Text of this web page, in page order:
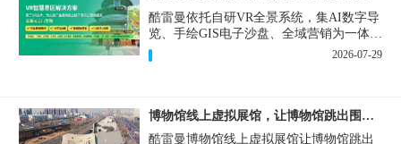
酷雷曼依托自研VR全景系统，集AI数字导
览、手绘GIS电子沙盘、全域营销为一体，
打造从VR全景拍摄制作到成熟VR云游落
地案例。
2026-07-29
博物馆线上虚拟展馆，让博物馆跳出围墙让历史随处可及
酷雷曼博物馆线上虚拟展馆让博物馆跳出